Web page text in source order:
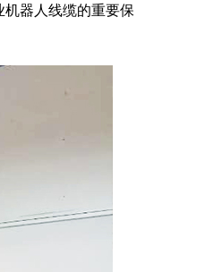
机器人线缆的重要保